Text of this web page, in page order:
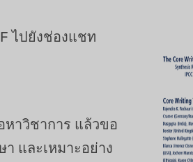
ไปยังช่องแชท
าวิชาการ แล้วขอ
และเหมาะอย่าง